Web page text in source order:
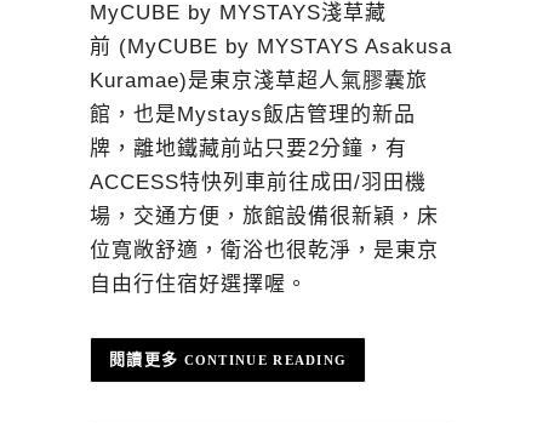
MyCUBE by MYSTAYS淺草藏
前 (MyCUBE by MYSTAYS Asakusa
Kuramae)是東京淺草超人氣膠囊旅
館，也是Mystays飯店管理的新品
牌，離地鐵藏前站只要2分鐘，有
ACCESS特快列車前往成田/羽田機
場，交通方便，旅館設備很新穎，床
位寬敞舒適，衛浴也很乾淨，是東京
自由行住宿好選擇喔。
CONTINUE READING